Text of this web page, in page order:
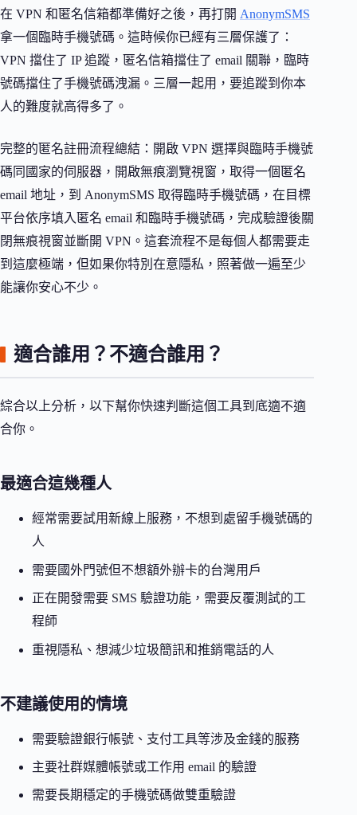
在 VPN 和匿名信箱都準備好之後，再打開 AnonymSMS
拿一個臨時手機號碼。這時候你已經有三層保護了：
VPN 擋住了 IP 追蹤，匿名信箱擋住了 email 關聯，臨時
號碼擋住了手機號碼洩漏。三層一起用，要追蹤到你本
人的難度就高得多了。
完整的匿名註冊流程總結：開啟 VPN 選擇與臨時手機號
碼同國家的伺服器，開啟無痕瀏覽視窗，取得一個匿名
email 地址，到 AnonymSMS 取得臨時手機號碼，在目標
平台依序填入匿名 email 和臨時手機號碼，完成驗證後關
閉無痕視窗並斷開 VPN。這套流程不是每個人都需要走
到這麼極端，但如果你特別在意隱私，照著做一遍至少
能讓你安心不少。
適合誰用？不適合誰用？
綜合以上分析，以下幫你快速判斷這個工具到底適不適
合你。
最適合這幾種人
經常需要試用新線上服務，不想到處留手機號碼的
人
需要國外門號但不想額外辦卡的台灣用戶
正在開發需要 SMS 驗證功能，需要反覆測試的工
程師
重視隱私、想減少垃圾簡訊和推銷電話的人
不建議使用的情境
需要驗證銀行帳號、支付工具等涉及金錢的服務
主要社群媒體帳號或工作用 email 的驗證
需要長期穩定的手機號碼做雙重驗證